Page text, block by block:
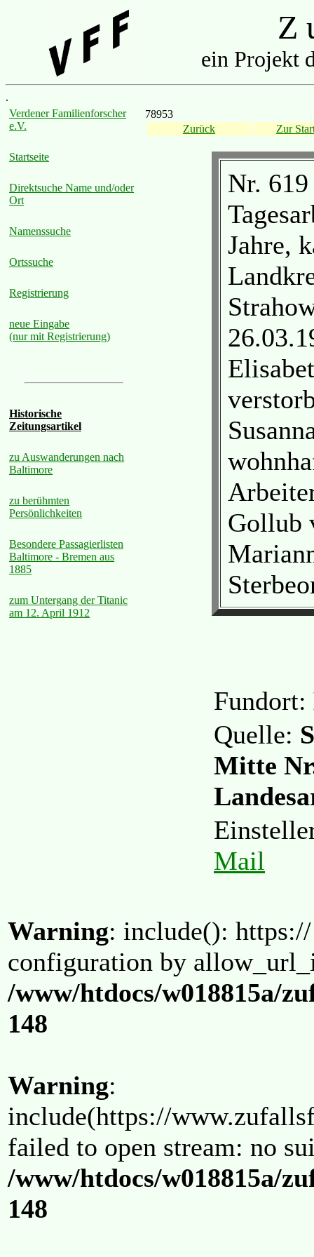
Z
ein Projekt
.
Verdener Familienforscher
e.V.
Startseite
Direktsuche Name und/oder
Ort
Namenssuche
Ortssuche
Registrierung
neue Eingabe
(nur mit Registrierung)
Historische
Zeitungsartikel
zu Auswanderungen nach
Baltimore
zu berühmten
Persönlichkeiten
Besondere Passagierlisten
Baltimore - Bremen aus
1885
zum Untergang der Titanic
am 12. April 1912
78953
Zurück
Zur
Nr.
Jahre,
Gollub
Fundort:
Quelle:
Mitte
Mail
Warning: include():
configuration by
/www/htdocs/w018815a/
148
Warning:
include(https://
failed to open stream: no
/www/htdocs/w018815a/
148